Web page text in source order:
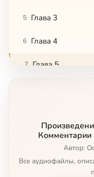
5 Глава 3
6 Глава 4
7 Глава 5
Глава 8
11 Глава 9
Комментарии
Автор:
Все аудиофайлы,